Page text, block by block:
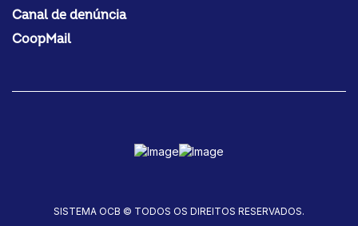
Canal de denúncia
CoopMail
SISTEMA OCB © TODOS OS DIREITOS RESERVADOS.